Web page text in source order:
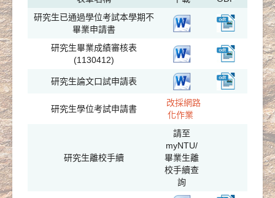
研究生已通過學位考試本學期不
畢業申請書
研究生畢業成績審核表
(1130412)
研究生論文口試申請表
研究生學位考試申請書
改採網路
化作業
研究生離校手續
請至
myNTU/
畢業生離
校手續查
詢